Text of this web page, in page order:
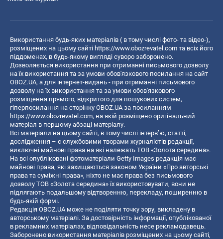
Використання будь-яких матеріалів ( в тому числі фото- та відео-),
розміщених на цьому сайті https://www.obozrevatel.com та всіх його
піддоменах, в будь-якому вигляді суворо заборонено.
Дозволяється використання при отриманні письмового дозволу
на їх використання та за умови обов'язкового посилання на сайт
OBOZ.UA, а для інтернет-видань - при отриманні письмового
дозволу на їх використання та за умови обов'язкового
розміщення прямого, відкритого для пошукових систем,
гіперпосилання на сторінку OBOZ.UA за посиланням
https://www.obozrevatel.com, на якій розміщено оригінальний
матеріал в першому абзаці матеріалу.
Всі матеріали на цьому сайті, в тому числі інтерв’ю, статті,
дослідження – є службовими творами журналістів редакції,
виключні майнові права на які належать ТОВ «Золота середина».
На всі опубліковані фотоматеріали Getty Images редакція має
майнові права, які захищаються законом України «Про авторські
права та суміжні права», ніхто не має права без письмового
дозволу ТОВ «Золота середина» їх використовувати, вони не
підлягають подальшому відтворенню, перекладу, поширенню в
будь-якій формі.
Редакція OBOZ.UA може не поділяти точку зору, викладену в
авторському матеріалі. За достовірність інформації, опублікованої
в рекламних матеріалах, відповідальність несе рекламодавець.
Заборонено використання матеріалів розміщених на цьому сайті,